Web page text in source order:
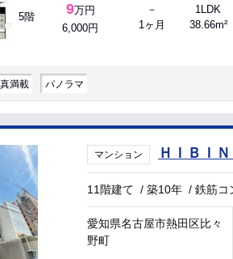
5階 9万円
6,000円
－
1ヶ月
1LDK
38.66m²
満載 パノラマ
マンション ＨＩＢＩ
11階建て /築10年 /鉄筋コ
愛知県名古屋市熱田区比々
野町